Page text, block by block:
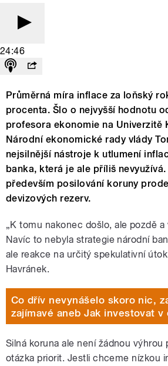
24:46
Průměrná míra inflace za loňský
procenta. Šlo o nejvyšší hodnotu
profesora ekonomie na Univerzitě
Národní ekonomické rady vlády
nejsilnější nástroje k utlumení
banka, která je ale příliš
především posilování koruny
devizových rezerv.
„K tomu nakonec došlo, ale pozdě
Navíc to nebyla strategie národní
ale reakce na určitý spekulativní
Havránek.
Co dřív nevynášelo skoro nic,
zajímavé aneb Jak investovat
Silná koruna ale není žádnou výhrou
otázka priorit. Jestli chceme nízkou